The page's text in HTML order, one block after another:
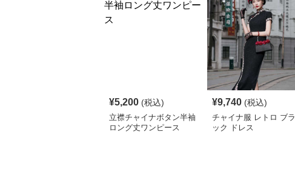
¥5,200 (税込)
立襟チャイナボタン半袖
ロング丈ワンピース
¥9,740 (税込)
チャイナ服 レトロ ブラ
ック ドレス